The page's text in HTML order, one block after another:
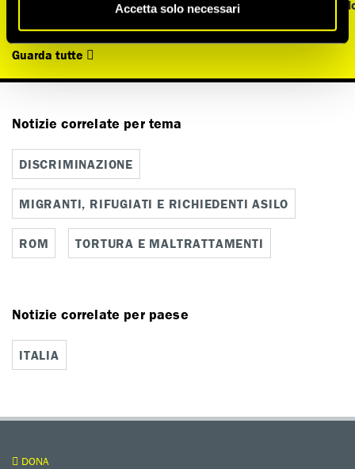
Accetta solo necessari
porre fine agli orrori in Libia
Guarda tutte
Notizie correlate per tema
DISCRIMINAZIONE
MIGRANTI, RIFUGIATI E RICHIEDENTI ASILO
ROM TORTURA E MALTRATTAMENTI
Notizie correlate per paese
ITALIA
DONA